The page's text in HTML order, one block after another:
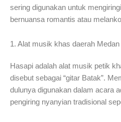
sering digunakan untuk
bernuansa romantis atau
1. Alat musik khas daerah
Hasapi adalah alat musik petik
disebut sebagai “gitar Batak”.
dulunya digunakan dalam acara
pengiring nyanyian tradisional